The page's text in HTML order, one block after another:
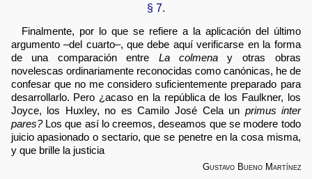
§ 7.
Finalmente, por lo que se refiere a la aplicación del último
argumento –del cuarto–, que debe aquí verificarse en la forma
de una comparación entre La colmenay otras obras
novelescas ordinariamente reconocidas como canónicas, he de
confesar que no me considero suficientemente preparado para
desarrollarlo. Pero ¿acaso en la república de los Faulkner, los
Joyce, los Huxley, no es Camilo José Cela un primus inter
pares?Los que así lo creemos, deseamos que se modere todo
juicio apasionado o sectario, que se penetre en la cosa misma,
y que brille la justicia
Gustavo Bueno Martínez